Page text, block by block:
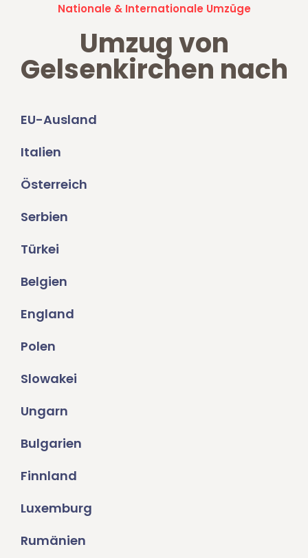
Nationale & Internationale Umzüge
Umzug von
Gelsenkirchen nach
EU-Ausland
Italien
Österreich
Serbien
Türkei
Belgien
England
Polen
Slowakei
Ungarn
Bulgarien
Finnland
Luxemburg
Rumänien